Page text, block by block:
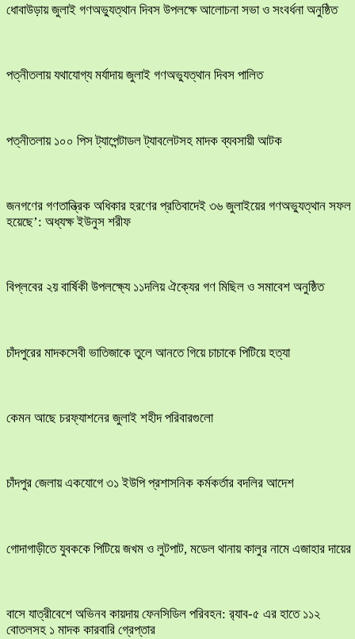
ধোবাউড়ায় জুলাই গণঅভ্যুত্থান দিবস উপলক্ষে আলোচনা সভা ও সংবর্ধনা অনুষ্ঠিত
পত্নীতলায় যথাযোগ্য মর্যাদায় জুলাই গণঅভ্যুত্থান দিবস পালিত
পত্নীতলায় ১০০ পিস ট্যাপেন্টাডল ট্যাবলেটসহ মাদক ব্যবসায়ী আটক
জনগণের গণতান্ত্রিক অধিকার হরণের প্রতিবাদেই ৩৬ জুলাইয়ের গণঅভ্যুত্থান সফল
হয়েছে’: অধ্যক্ষ ইউনুস শরীফ
বিপ্লবের ২য় বার্ষিকী উপলক্ষ্যে ১১দলিয় ঐক্যের গণ মিছিল ও সমাবেশ অনুষ্ঠিত
চাঁদপুরের মাদকসেবী ভাতিজাকে তুলে আনতে গিয়ে চাচাকে পিটিয়ে হত্যা
কেমন আছে চরফ্যাশনের জুলাই শহীদ পরিবারগুলো
চাঁদপুর জেলায় একযোগে ৩১ ইউপি প্রশাসনিক কর্মকর্তার বদলির আদেশ
​গোদাগাড়ীতে যুবককে পিটিয়ে জখম ও লুটপাট, মডেল থানায় কালুর নামে এজাহার দায়ের
বাসে যাত্রীবেশে অভিনব কায়দায় ফেনসিডিল পরিবহন: র‍্যাব-৫ এর হাতে ১১২
বোতলসহ ১ মাদক কারবারি গ্রেপ্তার